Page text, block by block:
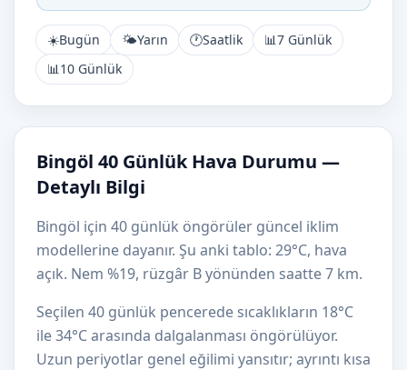
☀️Bugün 🌤️Yarın 🕐Saatlik 📊7 Günlük
📊10 Günlük
Bingöl 40 Günlük Hava Durumu —
Detaylı Bilgi
Bingöl için 40 günlük öngörüler güncel iklim
modellerine dayanır. Şu anki tablo: 29°C, hava
açık. Nem %19, rüzgâr B yönünden saatte 7 km.
Seçilen 40 günlük pencerede sıcaklıkların 18°C
ile 34°C arasında dalgalanması öngörülüyor.
Uzun periyotlar genel eğilimi yansıtır; ayrıntı kısa